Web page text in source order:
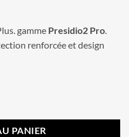
gamme Presidio2 Pro.
renforcée et design
PANIER